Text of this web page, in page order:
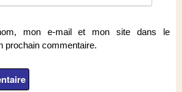
mon e-mail et mon site dans le
prochain commentaire.